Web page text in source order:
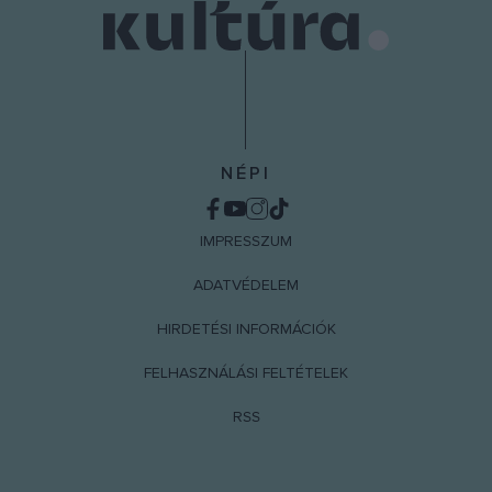
NÉPI
IMPRESSZUM
ADATVÉDELEM
HIRDETÉSI INFORMÁCIÓK
FELHASZNÁLÁSI FELTÉTELEK
RSS